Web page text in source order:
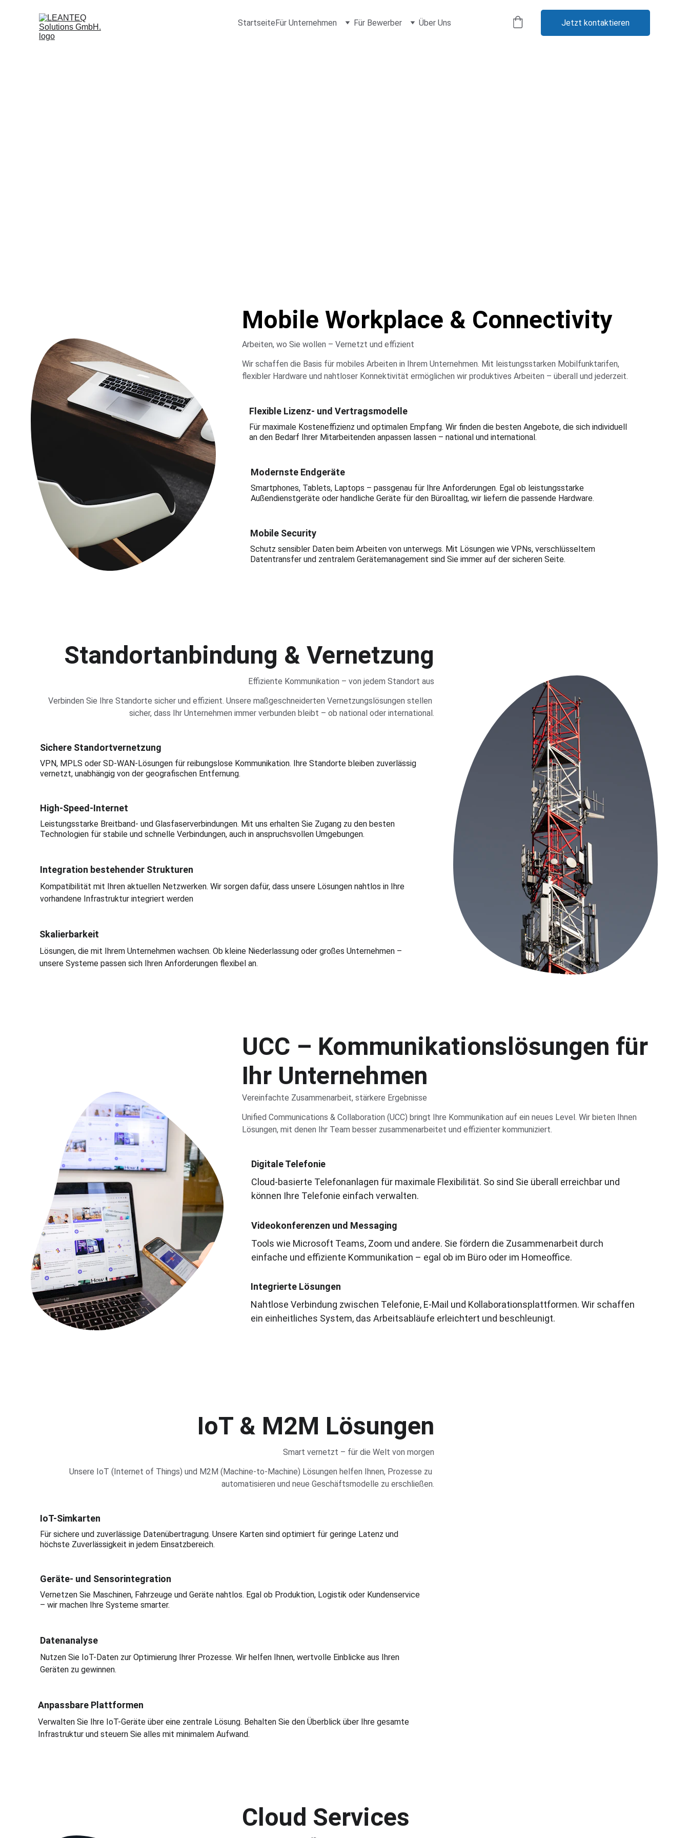
StartseiteFür Unternehmen Für Bewerber Über Uns Jetzt kontaktieren
Mobile Workplace & Connectivity
Arbeiten, wo Sie wollen – Vernetzt und effizient
Wir schaffen die Basis für mobiles Arbeiten in Ihrem Unternehmen. Mit leistungsstarken Mobilfunktarifen,
flexibler Hardware und nahtloser Konnektivität ermöglichen wir produktives Arbeiten – überall und jederzeit.
Flexible Lizenz- und Vertragsmodelle
Für maximale Kosteneffizienz und optimalen Empfang. Wir finden die besten Angebote, die sich individuell
an den Bedarf Ihrer Mitarbeitenden anpassen lassen – national und international.
Modernste Endgeräte
Smartphones, Tablets, Laptops – passgenau für Ihre Anforderungen. Egal ob leistungsstarke
Außendienstgeräte oder handliche Geräte für den Büroalltag, wir liefern die passende Hardware.
Mobile Security
Schutz sensibler Daten beim Arbeiten von unterwegs. Mit Lösungen wie VPNs, verschlüsseltem
Datentransfer und zentralem Gerätemanagement sind Sie immer auf der sicheren Seite.
Sichere Standortvernetzung
VPN, MPLS oder SD-WAN-Lösungen für reibungslose Kommunikation. Ihre Standorte bleiben zuverlässig
vernetzt, unabhängig von der geografischen Entfernung.
High-Speed-Internet
Leistungsstarke Breitband- und Glasfaserverbindungen. Mit uns erhalten Sie Zugang zu den besten
Technologien für stabile und schnelle Verbindungen, auch in anspruchsvollen Umgebungen.
Integration bestehender Strukturen
Kompatibilität mit Ihren aktuellen Netzwerken. Wir sorgen dafür, dass unsere Lösungen nahtlos in Ihre
vorhandene Infrastruktur integriert werden
Skalierbarkeit
Lösungen, die mit Ihrem Unternehmen wachsen. Ob kleine Niederlassung oder großes Unternehmen –
unsere Systeme passen sich Ihren Anforderungen flexibel an.
Standortanbindung & Vernetzung
Effiziente Kommunikation – von jedem Standort aus
Verbinden Sie Ihre Standorte sicher und effizient. Unsere maßgeschneiderten Vernetzungslösungen stellen
sicher, dass Ihr Unternehmen immer verbunden bleibt – ob national oder international.
UCC – Kommunikationslösungen für
Ihr Unternehmen
Vereinfachte Zusammenarbeit, stärkere Ergebnisse
Unified Communications & Collaboration (UCC) bringt Ihre Kommunikation auf ein neues Level. Wir bieten Ihnen
Lösungen, mit denen Ihr Team besser zusammenarbeitet und effizienter kommuniziert.
Digitale Telefonie
Cloud-basierte Telefonanlagen für maximale Flexibilität. So sind Sie überall erreichbar und
können Ihre Telefonie einfach verwalten.
Videokonferenzen und Messaging
Tools wie Microsoft Teams, Zoom und andere. Sie fördern die Zusammenarbeit durch
einfache und effiziente Kommunikation – egal ob im Büro oder im Homeoffice.
Integrierte Lösungen
Nahtlose Verbindung zwischen Telefonie, E-Mail und Kollaborationsplattformen. Wir schaffen
ein einheitliches System, das Arbeitsabläufe erleichtert und beschleunigt.
IoT-Simkarten
Für sichere und zuverlässige Datenübertragung. Unsere Karten sind optimiert für geringe Latenz und
höchste Zuverlässigkeit in jedem Einsatzbereich.
Geräte- und Sensorintegration
Vernetzen Sie Maschinen, Fahrzeuge und Geräte nahtlos. Egal ob Produktion, Logistik oder Kundenservice
– wir machen Ihre Systeme smarter.
Datenanalyse
Nutzen Sie IoT-Daten zur Optimierung Ihrer Prozesse. Wir helfen Ihnen, wertvolle Einblicke aus Ihren
Geräten zu gewinnen.
Anpassbare Plattformen
Verwalten Sie Ihre IoT-Geräte über eine zentrale Lösung. Behalten Sie den Überblick über Ihre gesamte
Infrastruktur und steuern Sie alles mit minimalem Aufwand.
IoT & M2M Lösungen
Smart vernetzt – für die Welt von morgen
Unsere IoT (Internet of Things) und M2M (Machine-to-Machine) Lösungen helfen Ihnen, Prozesse zu
automatisieren und neue Geschäftsmodelle zu erschließen.
Cloud Services